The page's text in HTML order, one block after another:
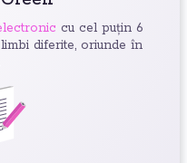
cu cel puțin 6
diferite, oriunde în